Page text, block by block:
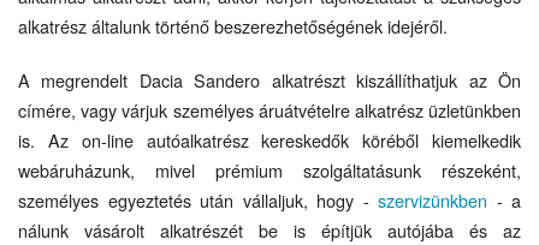
alkatrész általunk történő beszerezhetőségének idejéről.
A megrendelt Dacia Sandero alkatrészt kiszállíthatjuk az Ön
címére, vagy várjuk személyes áruátvételre alkatrész üzletünkben
is. Az on-line autóalkatrész kereskedők köréből kiemelkedik
webáruházunk, mivel prémium szolgáltatásunk részeként,
személyes egyeztetés után vállaljuk, hogy - szervizünkben - a
nálunk vásárolt alkatrészét be is építjük autójába és az